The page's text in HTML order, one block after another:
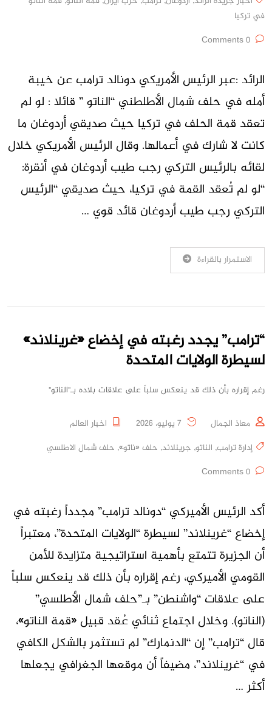
في تركيا
الرائد :عبر الرئيس الأمريكي دونالد ترامب عن خيبة
أمله في حلف شمال الأطلطني “الناتو ” قائلا : لو لم
تعقد قمة الحلف في تركيا حيث صديقي أردوغان ما
كانت لا شارك في أعمالها. وقال الرئيس الأمريكي خلال
لقائه بالرئيس التركي رجب طيب أردوغان في أنقرة:
“لو لم تُعقد القمة في تركيا، حيث صديقي “الرئيس
التركي رجب طيب أردوغان قائد قوي …
الاستمرار بالقراءة
“ترامب” يجدد رغبته في إخضاع «غرينلاند»
لسيطرة الولايات المتحدة
رغم إقراره بأن ذلك قد ينعكس سلباً على علاقات بلاده بـ"الناتو"
معاذ الجمال
اخبار العالم
إدارة ترامب, الناتو, جرينلاند, حلف «ناتو», حلف شمال الاطلسي
أكد الرئيس الأميركي “دونالد ترامب” مجدداً رغبته في
إخضاع “غرينلاند” لسيطرة “الولايات المتحدة”، معتبراً
أن الجزيرة تتمتع بأهمية استراتيجية متزايدة للأمن
القومي الأميركي، رغم إقراره بأن ذلك قد ينعكس سلباً
على علاقات “واشنطن” بـ”حلف شمال الأطلسي”
(الناتو). وخلال اجتماع ثنائي عُقد قبيل «قمة الناتو»،
قال “ترامب” إن “الدنمارك” لم تستثمر بالشكل الكافي
في “غرينلاند”، مضيفاً أن موقعها الجغرافي يجعلها
أكثر …